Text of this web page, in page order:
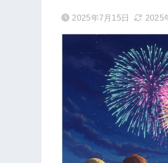
2025年7月15日 2025